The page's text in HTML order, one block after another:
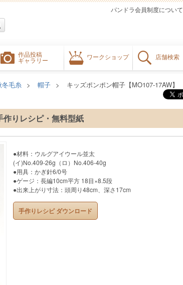
作品投稿
ギャラリー
ワークショップ 店舗検索
パンドラ会員制度について
冬毛糸 帽子 キッズポンポン帽子【MO107-17AW】
作りレシピ・無料型紙
●材料：ウルグアイウール並太
(イ)No.409-26g（ロ）No.406-40g
●用具：かぎ針6/0号
●ゲージ：長編10cm平方 18目×8.5段
●出来上がり寸法：頭周り48cm、深さ17cm
手作りレシピ ダウンロード